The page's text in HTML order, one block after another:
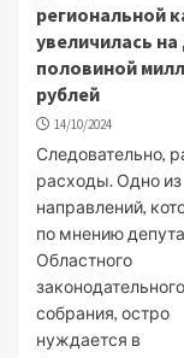
региональной
увеличилась на
половиной
рублей
14/10/2024
Следовательно,
расходы. Одно из
направлений,
по мнению
Областного
законодательного
собрания, остро
нуждается в